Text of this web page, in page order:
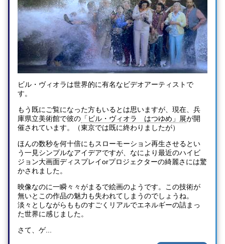
ビル・ヴィオラは世界的に有名なビデオアーティストで
す。
もう既にご覧になった方もいるとは思いますが、現在、兵
庫県立美術館で彼の 「ビル・ヴィオラ はつゆめ」展が開
催されています。（東京では既に終わりましたが）
ほんの数秒を何十倍にもスローモーション再生させるとい
う一見シンプルなアイデアですが、なにより最近のハイビ
ジョン大画面ディスプレイorプロジェクターの綺麗さには驚
かされました。
映像なのに一瞬々々がまるで絵画のようです。この技術が
無いとこの作品の魅力も失われてしまうのでしょうね。
淡々としながらもものすごくリアルでエネルギーの詰まっ
た世界に感じました。
さて、ゲ...